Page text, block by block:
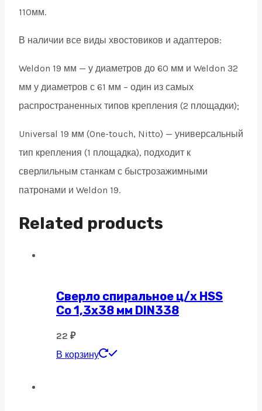
110мм.
В наличии все виды хвостовиков и адаптеров:
Weldon 19 мм — у диаметров до 60 мм и Weldon 32
мм у диаметров с 61 мм – один из самых
распространенных типов крепления (2 площадки);
Universal 19 мм (One-touch, Nitto) — универсальный
тип крепления (1 площадка), подходит к
сверлильным станкам с быстрозажимными
патронами и Weldon 19.
Related products
Сверло спиральное ц/х HSS
Co 1,3х38 мм DIN338
22 ₽
В корзину